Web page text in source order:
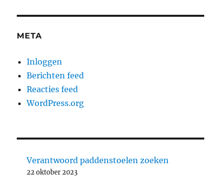
META
Inloggen
Berichten feed
Reacties feed
WordPress.org
Verantwoord paddenstoelen zoeken
22 oktober 2023